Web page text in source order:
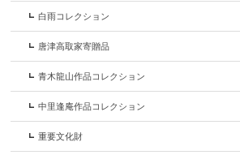
白雨コレクション
唐津高取家寄贈品
青木龍山作品コレクション
中里逢庵作品コレクション
重要文化財